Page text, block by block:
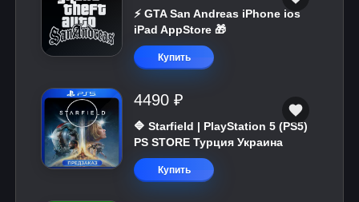
⚡️ GTA San Andreas iPhone ios
iPad AppStore 🎁
Купить
4490 ₽
🔷 Starfield | PlayStation 5 (PS5)
PS STORE Турция Украина
Купить